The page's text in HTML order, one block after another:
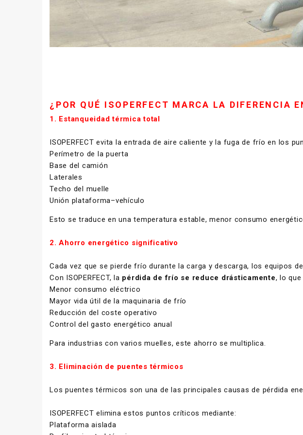
¿POR QUÉ ISOPERFECT MARCA LA DIFERENCIA
1. Estanqueidad térmica total
ISOPERFECT evita la entrada de aire caliente y la fuga de frío en los
Perímetro de la puerta
Base del camión
Laterales
Techo del muelle
Unión plataforma–vehículo
Esto se traduce en una temperatura estable, menor consumo
2. Ahorro energético significativo
Cada vez que se pierde frío durante la carga y descarga, los equipos
Con ISOPERFECT, la pérdida de frío se reduce drásticamente, lo
Menor consumo eléctrico
Mayor vida útil de la maquinaria de frío
Reducción del coste operativo
Control del gasto energético anual
Para industrias con varios muelles, este ahorro se multiplica.
3. Eliminación de puentes térmicos
Los puentes térmicos son una de las principales causas de pérdida
ISOPERFECT elimina estos puntos críticos mediante:
Plataforma aislada